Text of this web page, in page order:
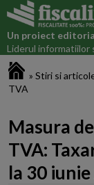
Un proiect
Liderul informatiilor
» Stiri si
TVA
Masura
TVA:
la 30